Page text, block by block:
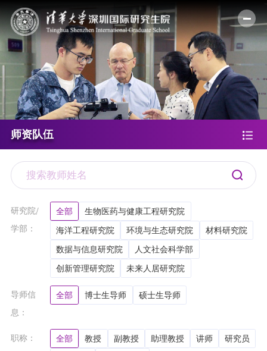
师资队伍
研究院/
学部：
全部
生物医药与健康工程研究院
海洋工程研究院
环境与生态研究院
材料研究院
数据与信息研究院
人文社会科学部
创新管理研究院
未来人居研究院
导师信
息：
全部 博士生导师 硕士生导师
职称： 全部 教授 副教授 助理教授 讲师
研究员